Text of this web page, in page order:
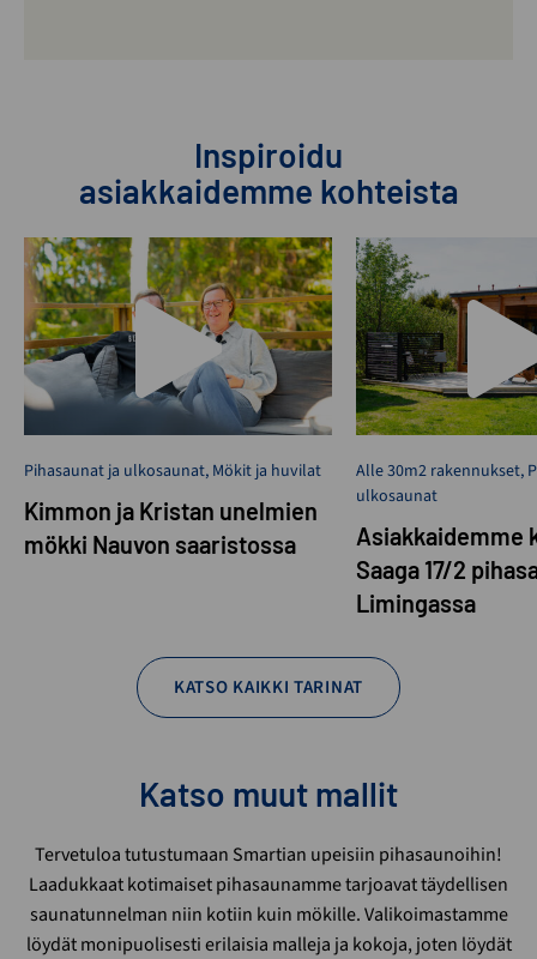
Inspiroidu
asiakkaidemme kohteista
Pihasaunat ja ulkosaunat, Mökit ja huvilat
Kimmon ja Kristan unelmien
mökki Nauvon saaristossa
Alle 30m2 rakennukset,
ulkosaunat
Asiakkaidemme
Saaga 17/2
Limingassa
KATSO KAIKKI TARINAT
Katso muut mallit
Tervetuloa tutustumaan Smartian upeisiin pihasaunoihin!
Laadukkaat kotimaiset pihasaunamme tarjoavat täydellisen
saunatunnelman niin kotiin kuin mökille. Valikoimastamme
löydät monipuolisesti erilaisia malleja ja kokoja, joten löydät